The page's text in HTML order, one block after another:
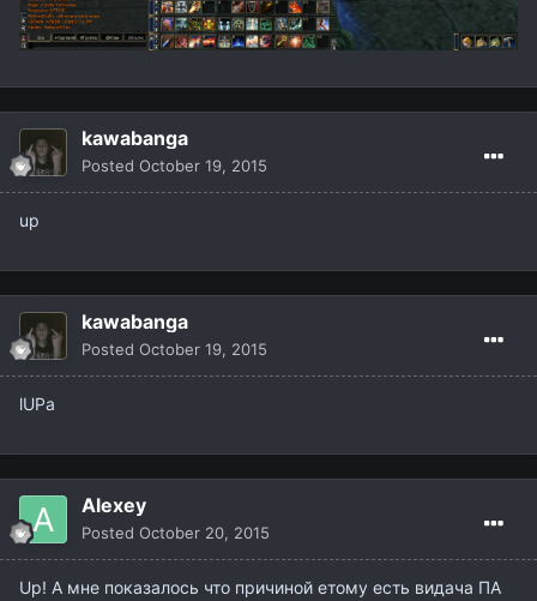
kawabanga
Posted October 19, 2015
up
kawabanga
Posted October 19, 2015
lUPa
Alexey
Posted October 20, 2015
Up! А мне показалось что причиной етому есть видача ПА